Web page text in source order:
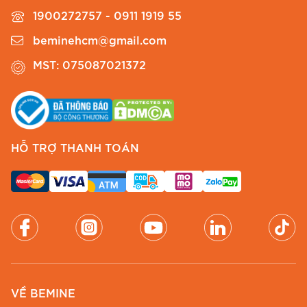
Những mẫu đầm cổ vest dự tiệc thường được
thiết kế với chất liệu sang trọng như ren, satin
các chi tiết đính đá hoặc thắt eo tinh tế giúp
bạn nổi bật trong các buổi tiệc tối.
3.Đầm Cổ Vest Dạo Phố
Đầm cổ vest dạo phố thường có thiết kế nhẹ
nhàng, thoải mái với các gam màu pastel hoặc
họa tiết hoa nhí. Đây là lựa chọn hoàn hảo cho
bè.
1.Lựa Chọn Theo Dáng Người
1900272757 - 0911 1919 55
beminehcm@gmail.com
MST: 075087021372
HỖ TRỢ THANH TOÁN
VỀ BEMINE